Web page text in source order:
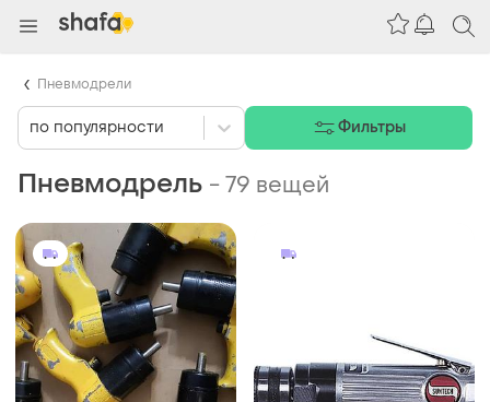
Пневмодрель -79 вещей
по популярности Фильтры
Пневмодрели